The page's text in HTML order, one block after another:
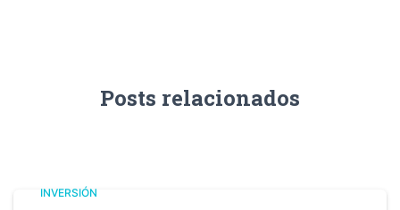
Posts relacionados
INVERSIÓN